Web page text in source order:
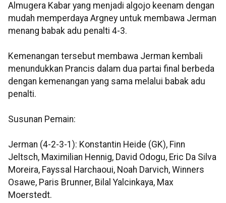
Almugera Kabar yang menjadi algojo keenam dengan
mudah memperdaya Argney untuk membawa Jerman
menang babak adu penalti 4-3.
Kemenangan tersebut membawa Jerman kembali
menundukkan Prancis dalam dua partai final berbeda
dengan kemenangan yang sama melalui babak adu
penalti.
Susunan Pemain:
Jerman (4-2-3-1): Konstantin Heide (GK), Finn
Jeltsch, Maximilian Hennig, David Odogu, Eric Da Silva
Moreira, Fayssal Harchaoui, Noah Darvich, Winners
Osawe, Paris Brunner, Bilal Yalcinkaya, Max
Moerstedt.